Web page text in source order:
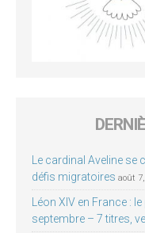
Le cardinal Aveline
défis migratoires août
Léon XIV en France :
septembre – 7 titres,